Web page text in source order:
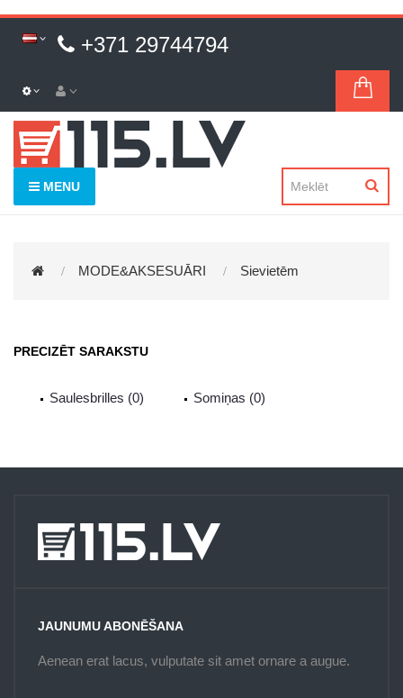
+371 29744794
MENU
MODE&AKSESUĀRI Sievietēm
PRECIZĒT SARAKSTU
Saulesbrilles (0) Somiņas (0)
JAUNUMU ABONĒŠANA
Aenean erat lacus, vulputate sit amet ornare a augue.